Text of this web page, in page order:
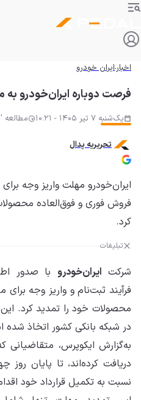
اخبارایران خودرو
فرصت دوباره ایران‌خودرو
یک‌شنبه 7 تیر 1405 - 10:21 مطالعه '1
تحریریه پدال
ایران‌خودرو مهلت واریز وجه
کرد.
تبلیغات
شرکت ایران‌خودرو با صدور
فرآیند ثبت‌نام و واریز وجه
محصولات خود را تمدید کرد.
در شبکه بانکی کشور اتخاذ
به‌گزارش ایکوپرس، متقاضیانی
نسبت به تکمیل قرارداد خود